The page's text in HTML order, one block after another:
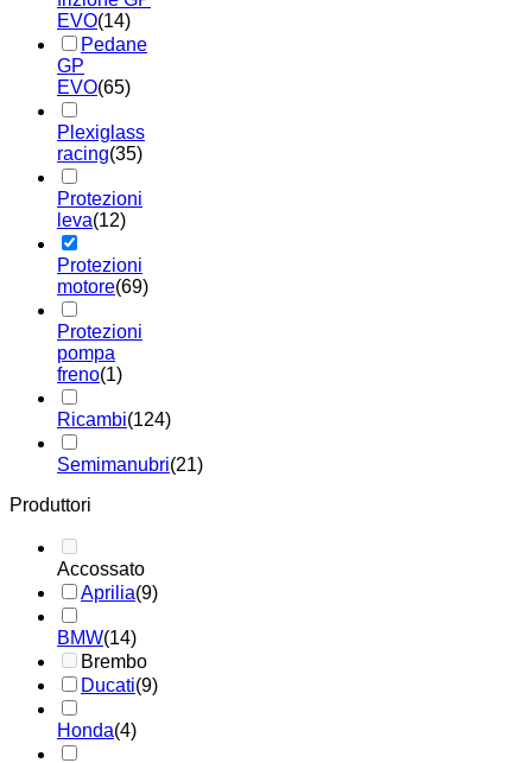
EVO(14)
Pedane
GP
EVO(65)
Plexiglass
racing(35)
Protezioni
leva(12)
Protezioni
motore(69)
Protezioni
pompa
freno(1)
Ricambi(124)
Semimanubri(21)
Produttori
Accossato
Aprilia(9)
BMW(14)
Brembo
Ducati(9)
Honda(4)